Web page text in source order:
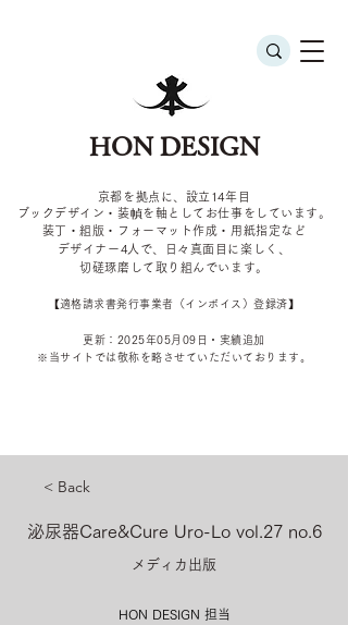
HON DESIGN
京都を拠点に、設立14年目
ブックデザイン・装幀を軸としてお仕事をしています。
装丁・組版・フォーマット作成・用紙指定など
デザイナー4 人で、日々真面目に楽しく、
切磋琢磨して取り組んでいます。
​【適格請求書発行事業者（インボイス）登録済】
更新：2025年05 月09 日・実績追加
​※当サイトでは敬称を 略させていただいております。
< Back
泌尿器Care&Cure Uro-Lo vol.27 no.6
メディカ出版
HON DESIGN​ 担当